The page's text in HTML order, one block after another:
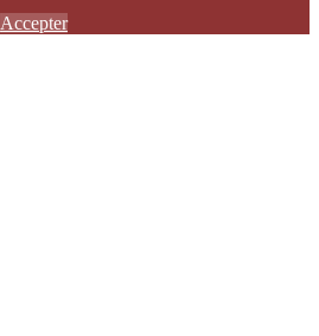
Accepter